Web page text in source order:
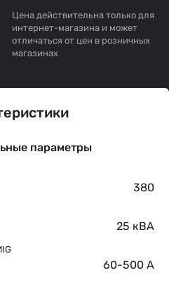
Цена действительна только для
интернет-магазина и может
отличаться от цен в розничных
магазинах
параметры
380
25 кВА
60-500 A